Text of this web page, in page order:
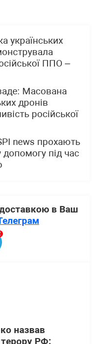
українських
ППО –
Масована
дронів
російської
news прохають
під час
доставкою в Ваш
назвав
РФ: